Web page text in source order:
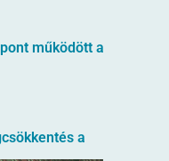
működött a
a